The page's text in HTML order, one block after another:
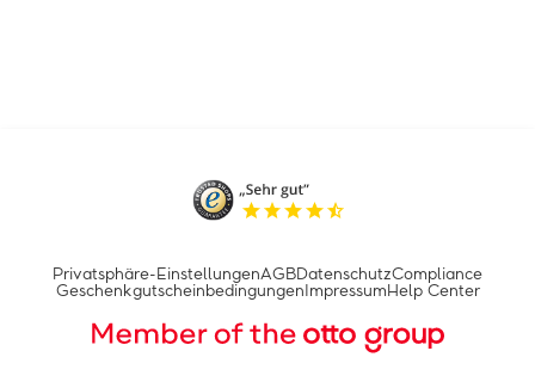
Privatsphäre-EinstellungenAGBDatenschutzCompliance
Geschenkgutscheinbedingungen Impressum Help Center